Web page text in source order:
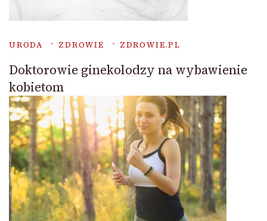
URODA ZDROWIE ZDROWIE.PL
Doktorowie ginekolodzy na wybawienie
kobietom